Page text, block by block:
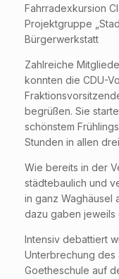
Fahrradexkursion
Projektgruppe
Bürgerwerkstatt
Zahlreiche
konnten die CDU-
begrüßen. Sie
schönstem
Stunden in allen
Wie bereits in der
städtebaulich und
in ganz Waghäusel
dazu gaben jeweils
Intensiv debattiert
Unterbrechung des
Goetheschule auf